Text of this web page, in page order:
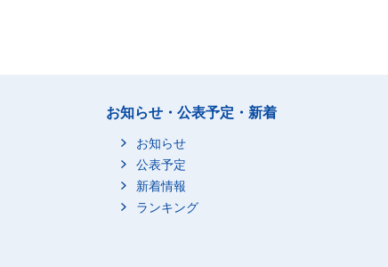
お知らせ・公表予定・新着
お知らせ
公表予定
新着情報
ランキング